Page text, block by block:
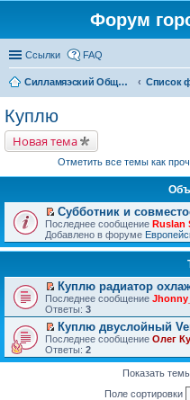
Форум
Ссылки FAQ
Силламяэский Общественный Новостной портал Список
Куплю
Новая тема
Отметить все темы как
П
е
р
е
т
и
к
п
е
р
в
о
м
Субботник и
Последнее сообщение Ruslan
Добавлено в форуме
П
е
р
е
й
т
и
Куплю радиатор
Последнее сообщение
Ответы: 3
П
е
р
Куплю двуслойный
Последнее сообщение Олег
Ответы: 2
Показать
Поле сортировки